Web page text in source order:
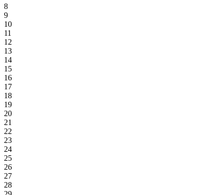
8
9
10
11
12
13
14
15
16
17
18
19
20
21
22
23
24
25
26
27
28